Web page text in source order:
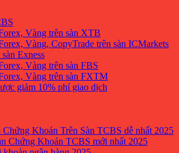
Vàng trên sàn XTB
Vàng, CopyTrade trên sàn ICMarkets
Exness
Vàng trên sàn FBS
Vàng trên sàn FXTM
giảm 10% phí giao dịch
Khoán Trên Sàn TCBS dễ nhất 2025
Chứng Khoán TCBS mới nhất 2025